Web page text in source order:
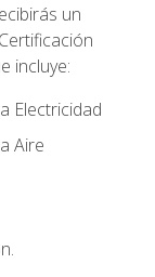
un
incluye:
Electricidad
Aire